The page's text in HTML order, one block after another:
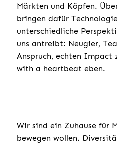
Märkten und Köpfen.
bringen dafür
unterschiedliche
uns antreibt: Neugier,
Anspruch, echten Impact
with a heartbeat eben.
Wir sind ein Zuhause für
bewegen wollen.